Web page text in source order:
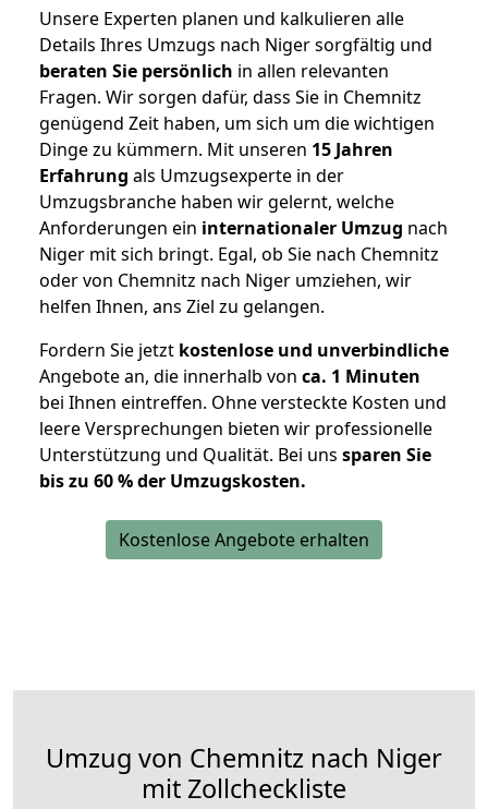
Unsere Experten planen und kalkulieren alle
Details Ihres Umzugs nach Niger sorgfältig und
beraten Sie persönlich in allen relevanten
Fragen. Wir sorgen dafür, dass Sie in Chemnitz
genügend Zeit haben, um sich um die wichtigen
Dinge zu kümmern. Mit unseren 15 Jahren
Erfahrung als Umzugsexperte in der
Umzugsbranche haben wir gelernt, welche
Anforderungen ein internationaler Umzug nach
Niger mit sich bringt. Egal, ob Sie nach Chemnitz
oder von Chemnitz nach Niger umziehen, wir
helfen Ihnen, ans Ziel zu gelangen.
Fordern Sie jetzt kostenlose und unverbindliche
Angebote an, die innerhalb von ca. 1 Minuten
bei Ihnen eintreffen. Ohne versteckte Kosten und
leere Versprechungen bieten wir professionelle
Unterstützung und Qualität. Bei uns sparen Sie
bis zu 60 % der Umzugskosten.
Kostenlose Angebote erhalten
Umzug von Chemnitz nach Niger
mit Zollcheckliste